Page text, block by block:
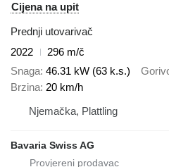
Cijena na upit
Prednji utovarivač
2022
296 m/č
Snaga 46.31 kW (63 k.s.)
Brzina 20 km/h
Njemačka, Plattling
Bavaria Swiss AG